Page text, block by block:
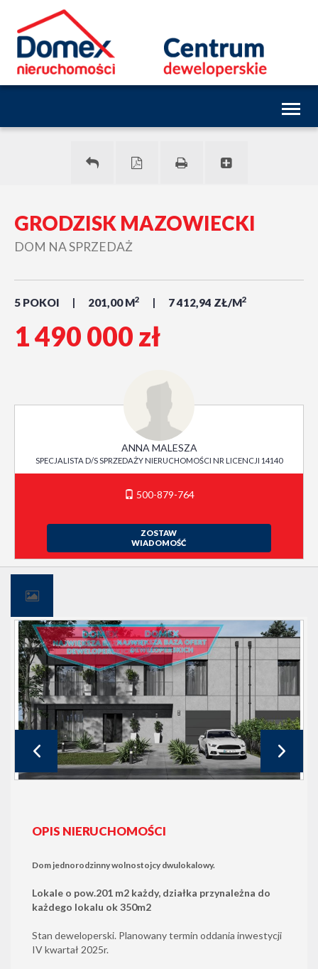
GRODZISK MAZOWIECKI
DOM NA SPRZEDAŻ
5 POKOI 201,00 M2 7 412,94 ZŁ/M2
1 490 000 zł
ANNA MALESZA
SPECJALISTA D/S SPRZEDAŻY NIERUCHOMOŚCI NR LICENCJI 14140
500-879-764
ZOSTAW
WIADOMOŚĆ
OPIS NIERUCHOMOŚCI
Dom jednorodzinny wolnostojcy dwulokalowy.
Lokale o pow.201 m2 każdy, działka przynależna do
każdego lokalu ok 350m2
Stan deweloperski. Planowany termin oddania inwestycji
IV kwartał 2025r.